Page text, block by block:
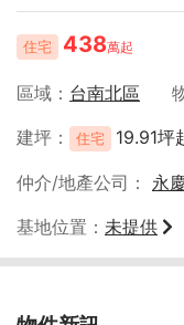
住宅 438萬起
區域 台南北區
建坪
住宅 19.91坪
仲介/地產公司
永
基地位置
未提供